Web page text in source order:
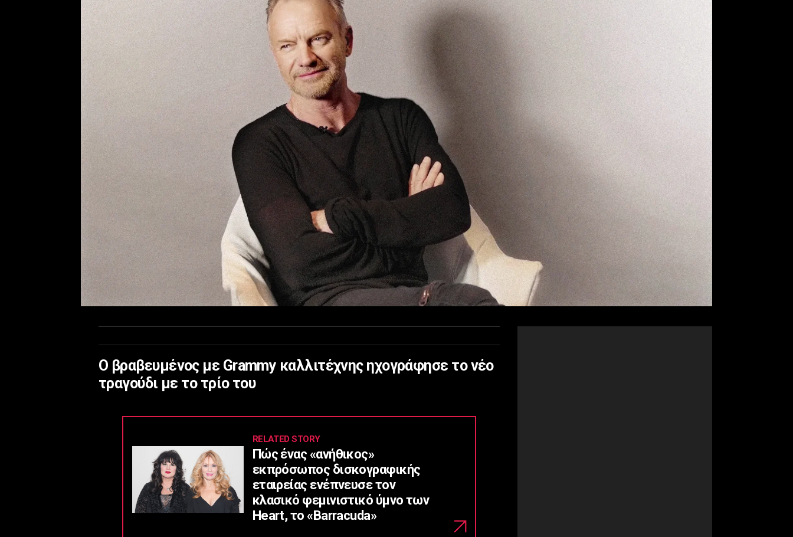
Ο βραβευμένος με Grammy καλλιτέχνης ηχογράφησε το νέο
τραγούδι με το τρίο του
RELATED STORY
Πώς ένας «ανήθικος»
εκπρόσωπος δισκογραφικής
εταιρείας ενέπνευσε τον
κλασικό φεμινιστικό ύμνο των
Heart, το «Barracuda»